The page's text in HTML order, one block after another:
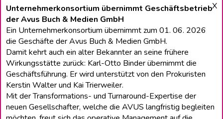
X
Unternehmerkonsortium übernimmt Geschäftsbetrieb
der Avus Buch & Medien GmbH
Ein Unternehmerkonsortium übernimmt zum 01. 06. 2026
die Geschäfte der Avus Buch & Medien GmbH.
Damit kehrt auch ein alter Bekannter an seine frühere
Wirkungsstätte zurück: Karl-Otto Binder übernimmt die
Geschäftsführung. Er wird unterstützt von den Prokuristen
Kerstin Walter und Kai Trierweiler.
Mit der Transformations- und Turnaround-Expertise der
neuen Gesellschafter, welche die AVUS langfristig begleiten